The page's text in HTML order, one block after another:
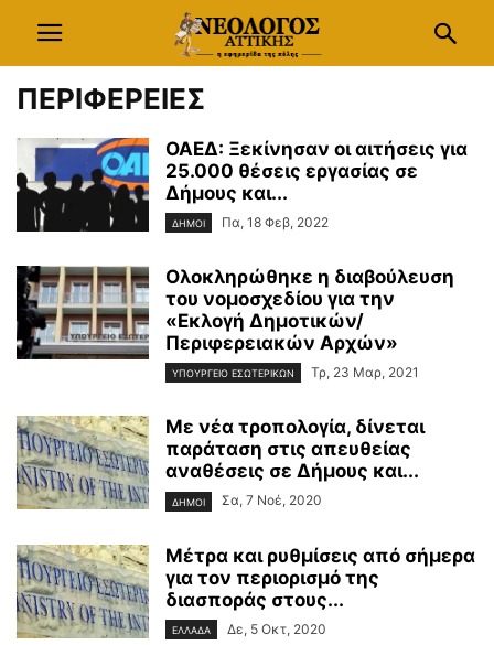
ΠΕΡΙΦΕΡΕΙΕΣ
ΟΑΕΔ: Ξεκίνησαν οι αιτήσεις για
25.000 θέσεις εργασίας σε
Δήμους και...
ΔΗΜΟΙ Πα, 18 Φεβ, 2022
Ολοκληρώθηκε η διαβούλευση
του νομοσχεδίου για την
«Εκλογή Δημοτικών/
Περιφερειακών Αρχών»
ΥΠΟΥΡΓΕΙΟ ΕΣΩΤΕΡΙΚΩΝ Τρ, 23 Μαρ, 2021
Με νέα τροπολογία, δίνεται
παράταση στις απευθείας
αναθέσεις σε Δήμους και...
ΔΗΜΟΙ Σα, 7 Νοέ, 2020
Μέτρα και ρυθμίσεις από σήμερα
για τον περιορισμό της
διασποράς στους...
ΕΛΛΑΔΑ Δε, 5 Οκτ, 2020